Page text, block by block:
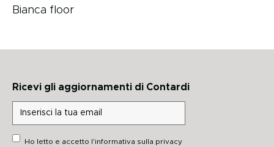
Bianca floor
Ricevi gli aggiornamenti di Contardi
Ho letto e accetto l'informativa sulla privacy